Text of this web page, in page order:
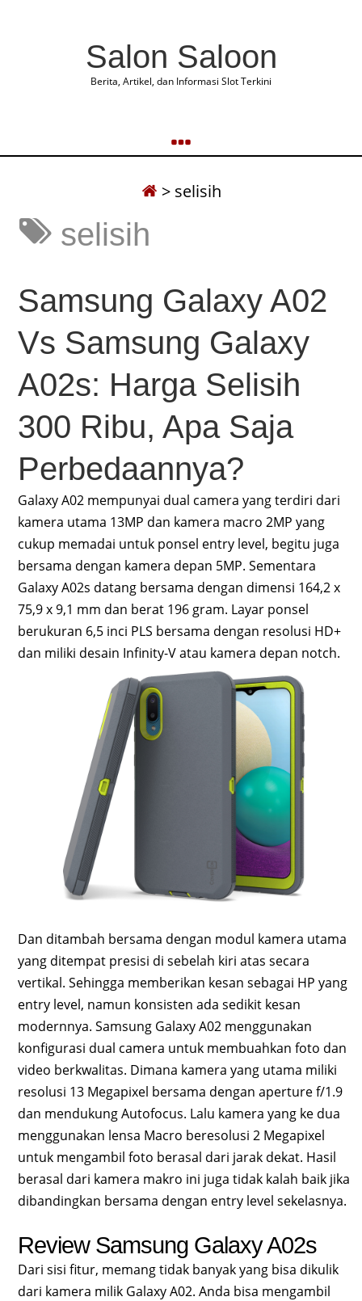
Salon Saloon
Berita, Artikel, dan Informasi Slot Terkini
> selisih
selisih
Samsung Galaxy A02
Vs Samsung Galaxy
A02s: Harga Selisih
300 Ribu, Apa Saja
Perbedaannya?
Galaxy A02 mempunyai dual camera yang terdiri dari
kamera utama 13MP dan kamera macro 2MP yang
cukup memadai untuk ponsel entry level, begitu juga
bersama dengan kamera depan 5MP. Sementara
Galaxy A02s datang bersama dengan dimensi 164,2 x
75,9 x 9,1 mm dan berat 196 gram. Layar ponsel
berukuran 6,5 inci PLS bersama dengan resolusi HD+
dan miliki desain Infinity-V atau kamera depan notch.
Dan ditambah bersama dengan modul kamera utama
yang ditempat presisi di sebelah kiri atas secara
vertikal. Sehingga memberikan kesan sebagai HP yang
entry level, namun konsisten ada sedikit kesan
modernnya. Samsung Galaxy A02 menggunakan
konfigurasi dual camera untuk membuahkan foto dan
video berkwalitas. Dimana kamera yang utama miliki
resolusi 13 Megapixel bersama dengan aperture f/1.9
dan mendukung Autofocus. Lalu kamera yang ke dua
menggunakan lensa Macro beresolusi 2 Megapixel
untuk mengambil foto berasal dari jarak dekat. Hasil
berasal dari kamera makro ini juga tidak kalah baik jika
dibandingkan bersama dengan entry level sekelasnya.
Review Samsung Galaxy A02s
Dari sisi fitur, memang tidak banyak yang bisa dikulik
dari kamera milik Galaxy A02. Anda bisa mengambil